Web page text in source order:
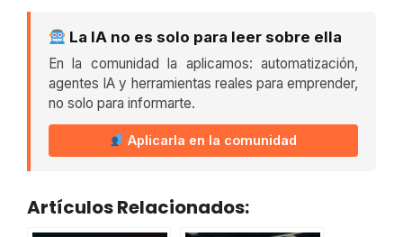
La IA no es solo para leer sobre ella
En la comunidad la aplicamos: automatización,
agentes IA y herramientas reales para emprender,
no solo para informarte.
Aplicarla en la comunidad
Artículos Relacionados: